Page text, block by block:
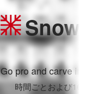
Snow
Go pro and carve into:
時間ごとおよび16日間